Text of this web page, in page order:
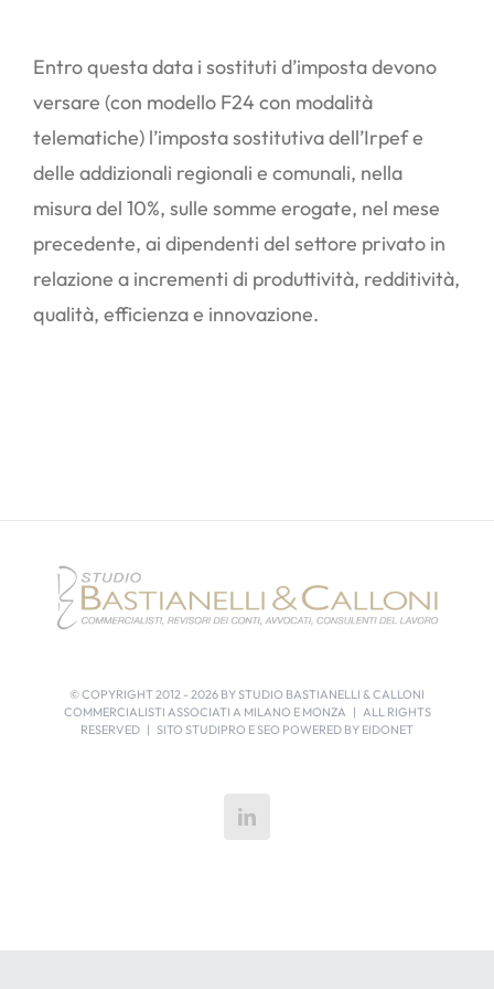
Entro questa data i sostituti d’imposta devono
versare (con modello F24 con modalità
telematiche) l’imposta sostitutiva dell’Irpef e
delle addizionali regionali e comunali, nella
misura del 10%, sulle somme erogate, nel mese
precedente, ai dipendenti del settore privato in
relazione a incrementi di produttività, redditività,
qualità, efficienza e innovazione.
© COPYRIGHT 2012 - 2026 BY STUDIO BASTIANELLI & CALLONI
COMMERCIALISTI ASSOCIATI A MILANO E MONZA | ALL RIGHTS
RESERVED | SITO STUDIPRO E SEO POWERED BY EIDONET